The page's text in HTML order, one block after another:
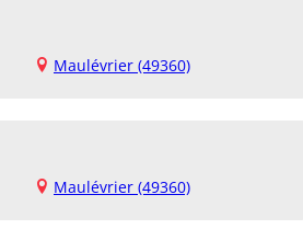
Maulévrier (49360)
Maulévrier (49360)